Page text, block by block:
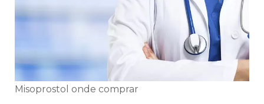
Misoprostol onde comprar